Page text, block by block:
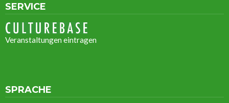
SERVICE
Veranstaltungen eintragen
SPRACHE